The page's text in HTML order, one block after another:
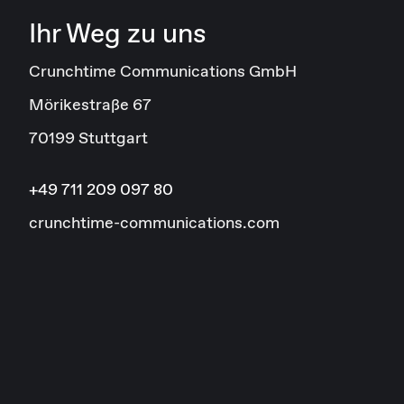
Ihr Weg zu uns
Crunchtime Communications GmbH
Mörikestraße 67
70199 Stuttgart
+49 711 209 097 80
crunchtime-communications.com